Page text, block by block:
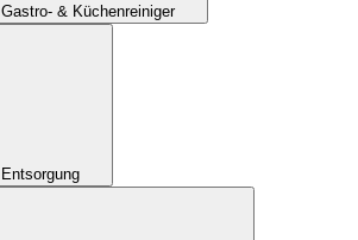
Gastro- & Küchenreiniger
Entsorgung